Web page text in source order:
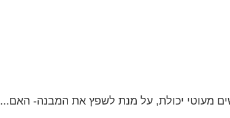
מעוטי יכולת, על מנת לשפץ את המבנה- האם...